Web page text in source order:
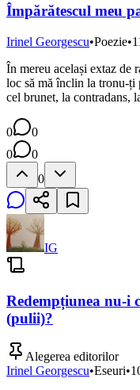
Împărătescul meu
Irinel Georgescu•Poezie•
În mereu același extaz
loc să mă înclin la tronu-ți
cel brunet, la contradans,
0
0
0
0
0
IG
Redempțiunea nu-i
(pulii)?
Alegerea editorilor
Irinel Georgescu•Eseuri•